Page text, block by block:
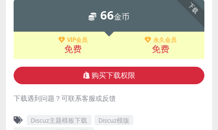
下载
66金币
VIP会员
免费
永久会员
免费
购买下载权限
下载遇到问题？可联系客服或反馈
Discuz主题模板下载
Discuz模版